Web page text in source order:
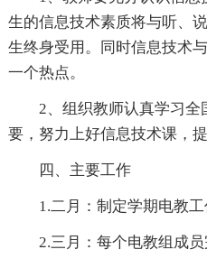
生的信息技术素质将与听、
生终身受用。同时信息技术
一个热点。
2、组织教师认真学习
要，努力上好信息技术课，
四、主要工作
1.二月：制定学期电教工
2.三月：每个电教组成员